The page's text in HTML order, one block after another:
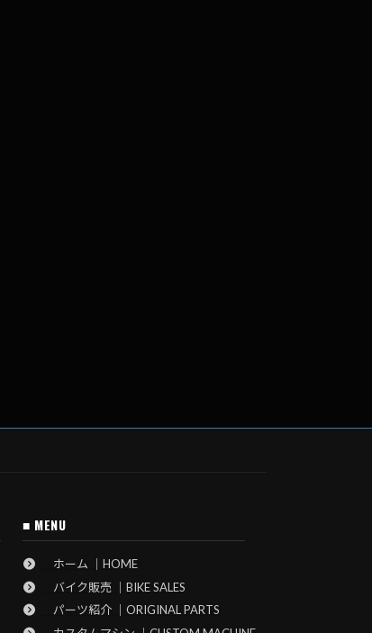
■ MENU
ホーム ｜HOME
バイク販売 ｜BIKE SALES
パーツ紹介 ｜ORIGINAL PARTS